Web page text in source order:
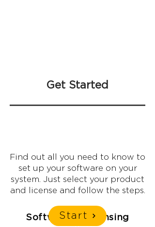
Get Started
Find out all you need to know to
set up your software on your
system. Just select your product
and license and follow the steps.
Software & Licensing
Start